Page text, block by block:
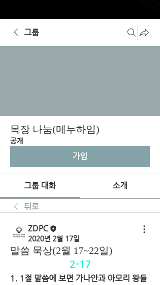
그룹
목장 나눔(메누하임)
공개
가입
그룹 대화 소개
뒤로
ZDPC
2020년 2월 17일
말씀 묵상(2월 17~22일)
2-17
1. 1절 말씀에 보면 가나안과 아모리 왕들